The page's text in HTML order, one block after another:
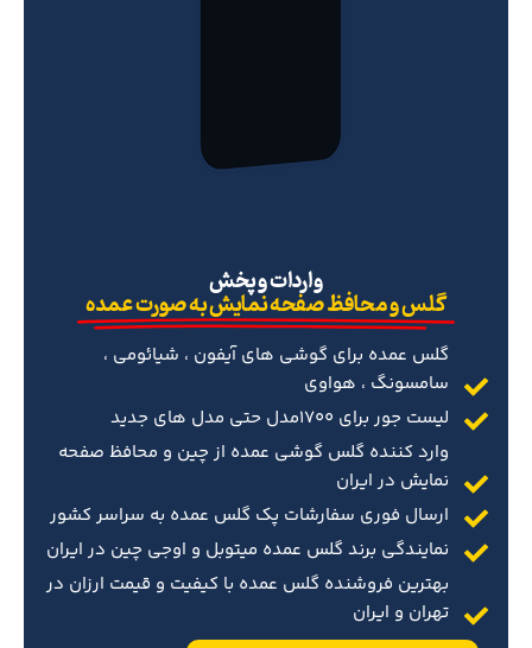
‌واردات و پخش
گلس و محافظ صفحه نمایش به صورت عمده
گلس عمده برای گوشی های آیفون ، شیائومی ،
سامسونگ ، هواوی
لیست جور برای 1700مدل حتی مدل های جدید
وارد کننده گلس گوشی عمده از چین و محافظ صفحه
نمایش در ایران
ارسال فوری سفارشات پک گلس عمده به سراسر کشور
نمایندگی برند گلس عمده میتوبل و اوجی چین در ایران
بهترین فروشنده گلس عمده با کیفیت و قیمت ارزان در
تهران و ایران